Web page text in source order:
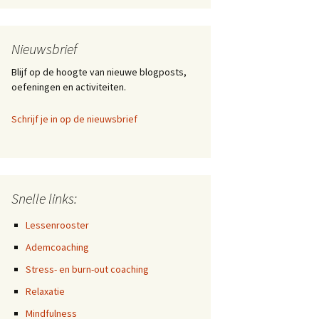
Hoe ga jij om met
tegenslagen?
Hoe ga je om met
‘altijd beter’
Meditatie onder vuur
met stress?
Nieuwsbrief
Blijf op de hoogte van nieuwe blogposts,
oefeningen en activiteiten.
Schrijf je in op de nieuwsbrief
Snelle links:
Lessenrooster
Ademcoaching
Stress- en burn-out coaching
Relaxatie
Mindfulness